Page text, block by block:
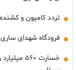
تردد کامیون و
فرودگاه شهدای ساری نیمه‌شب ۱۵
خسارت